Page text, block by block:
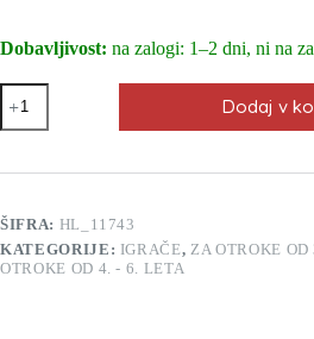
Dobavljivost: na zalogi: 1–2 dni, ni na
Zdravniški
in
zobozdravniški
2v1
delni
količina
Dodaj v
ŠIFRA: HL_11743
KATEGORIJE: IGRAČE, ZA OTROKE
OTROKE OD 4. - 6. LETA